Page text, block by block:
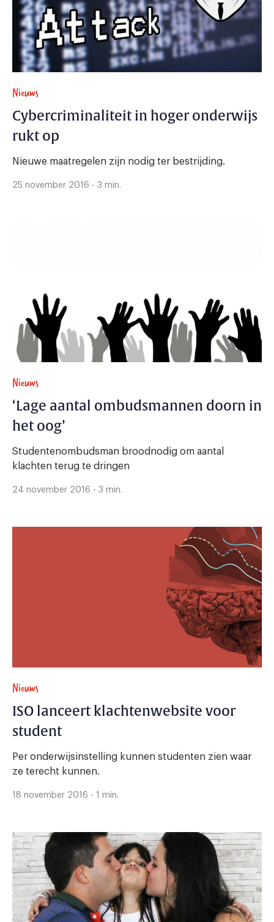
Nieuws
Cybercriminaliteit in hoger onderwijs
rukt op
Nieuwe maatregelen zijn nodig ter bestrijding.
25 november 2016 - 3 min.
Nieuws
‘Lage aantal ombudsmannen doorn in
het oog’
Studentenombudsman broodnodig om aantal
klachten terug te dringen
24 november 2016 - 3 min.
Nieuws
ISO lanceert klachtenwebsite voor
student
Per onderwijsinstelling kunnen studenten zien waar
ze terecht kunnen.
18 november 2016 - 1 min.